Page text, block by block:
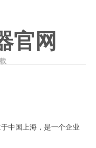
官网
中国上海，是一个企业